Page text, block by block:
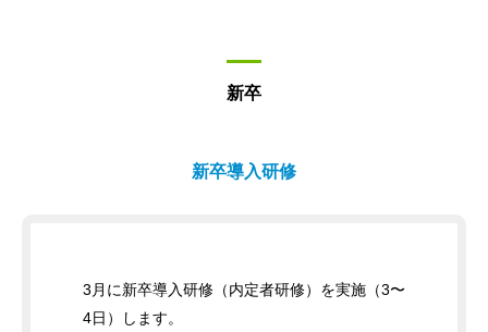
新卒
新卒導入研修
3月に新卒導入研修（内定者研修）を実施（3〜
4日）します。